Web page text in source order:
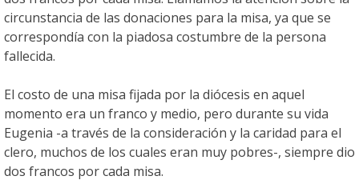
circunstancia de las donaciones para la misa, ya que se
correspondía con la piadosa costumbre de la persona
fallecida.
El costo de una misa fijada por la diócesis en aquel
momento era un franco y medio, pero durante su vida
Eugenia -a través de la consideración y la caridad para el
clero, muchos de los cuales eran muy pobres-, siempre dio
dos francos por cada misa.